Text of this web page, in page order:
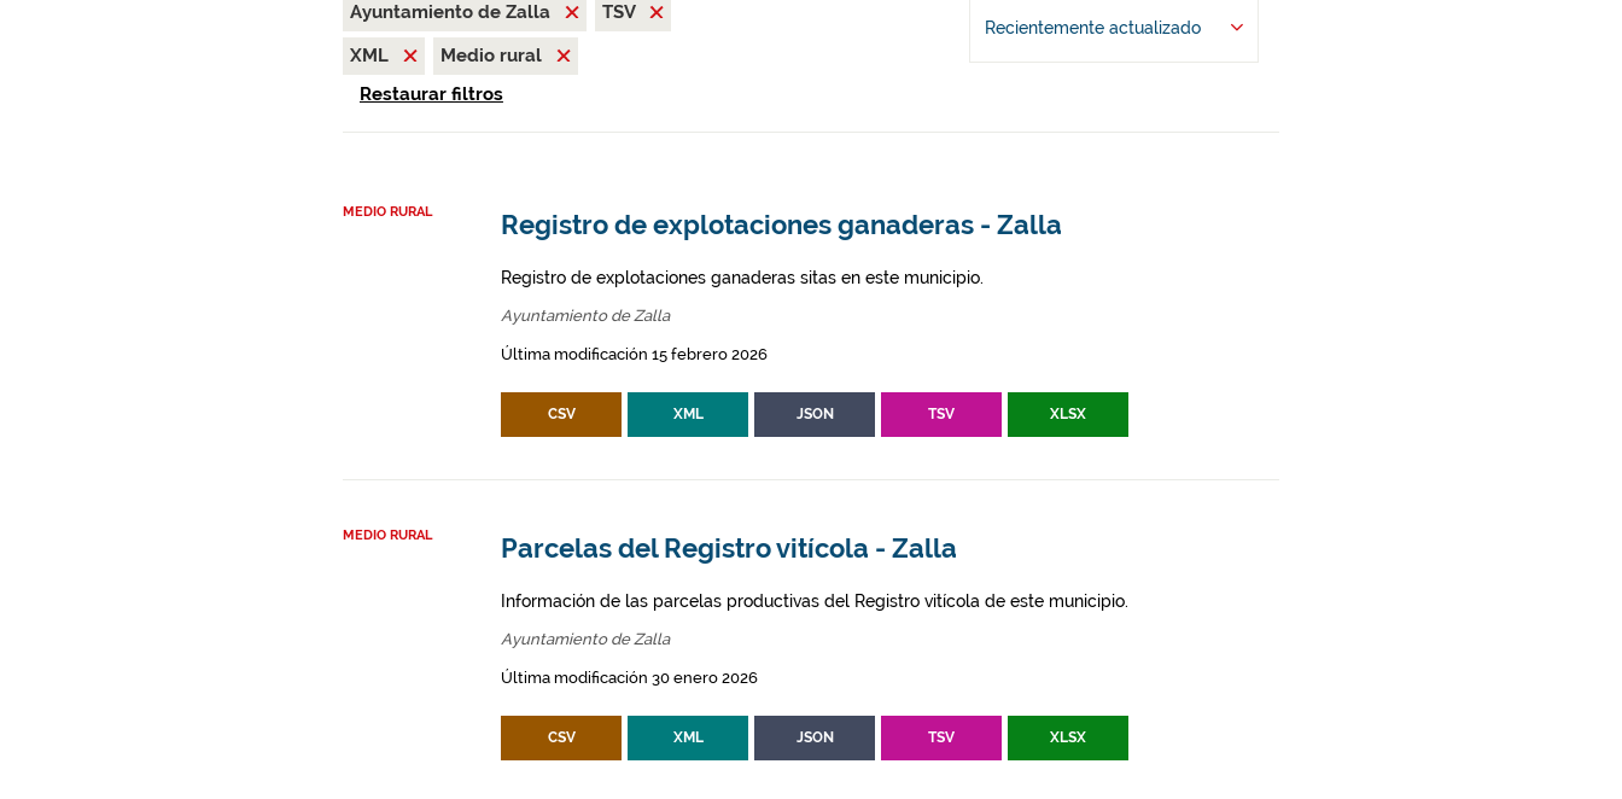
Ayuntamiento de Zalla
TSV
XML
Medio rural
Restaurar filtros
Recientemente actualizado
MEDIO RURAL Registro de explotaciones ganaderas - Zalla
Registro de explotaciones ganaderas sitas en este municipio.
Ayuntamiento de Zalla
Última modificación 15 febrero 2026
CSV XML JSON TSV XLSX
MEDIO RURAL Parcelas del Registro vitícola - Zalla
Información de las parcelas productivas del Registro vitícola de este municipio.
Ayuntamiento de Zalla
Última modificación 30 enero 2026
CSV XML JSON TSV XLSX